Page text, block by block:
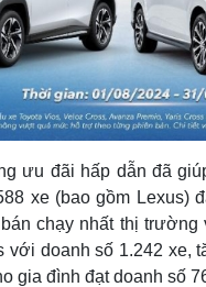
ưu đãi hấp dẫn đã
xe (bao gồm Lexus)
chạy nhất thị
với doanh số 1.242
gia đình đạt doanh số